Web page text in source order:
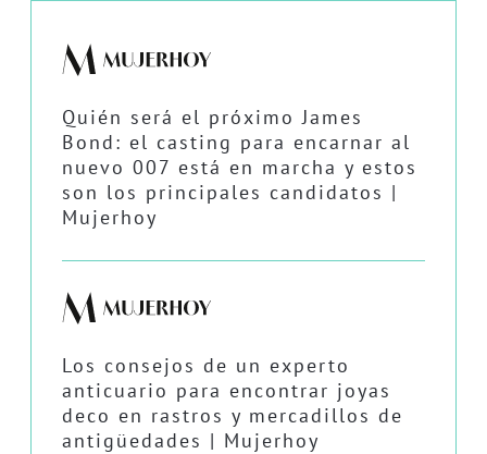
Quién será el próximo James
Bond: el casting para encarnar al
nuevo 007 está en marcha y estos
son los principales candidatos |
Mujerhoy
Los consejos de un experto
anticuario para encontrar joyas
deco en rastros y mercadillos de
antigüedades | Mujerhoy